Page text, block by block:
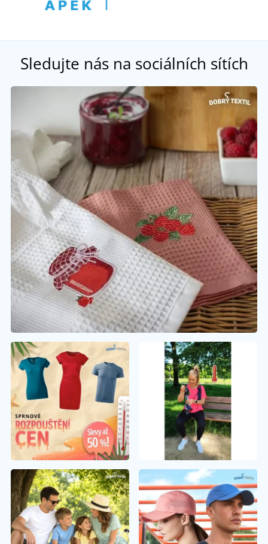
Sledujte nás na sociálních sítích